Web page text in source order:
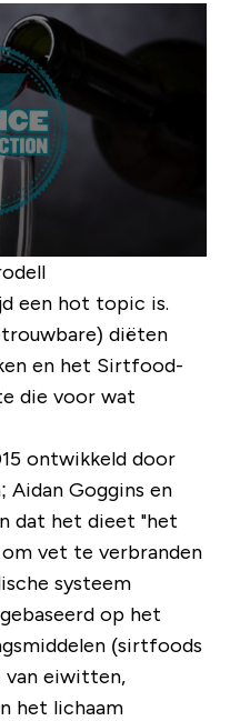
een hot topic is.
diëten
en het Sirtfood-
die voor wat
ontwikkeld door
Aidan Goggins en
dat het dieet "het
vet te verbranden
systeem
op het
(sirtfoods
van eiwitten,
het lichaam